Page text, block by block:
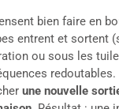
bien faire en
entrent et sortent
ou sous les
redoutables.
une nouvelle